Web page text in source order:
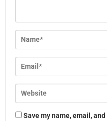
Save my name, email,